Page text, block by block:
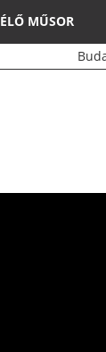
ÉLŐ MŰSOR